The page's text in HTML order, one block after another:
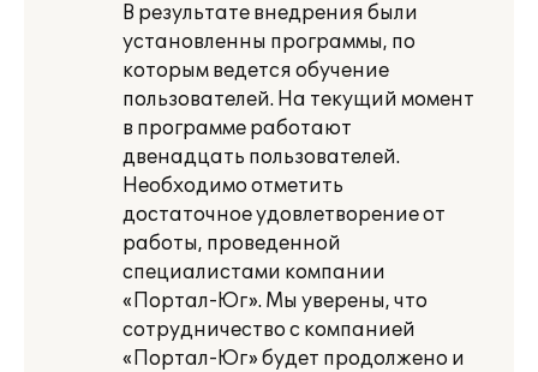
В результате внедрения были
установленны программы, по
которым ведется обучение
пользователей. На текущий момент
в программе работают
двенадцать пользователей.
Необходимо отметить
достаточное удовлетворение от
работы, проведенной
специалистами компании
«Портал-Юг». Мы уверены, что
сотрудничество с компанией
«Портал-Юг» будет продолжено и